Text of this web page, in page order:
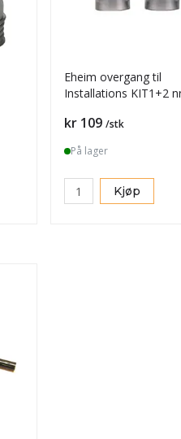
Eheim overgang til
Installations KIT1+2 nr.
Pris
kr 109 /stk
På lager
Kjøp